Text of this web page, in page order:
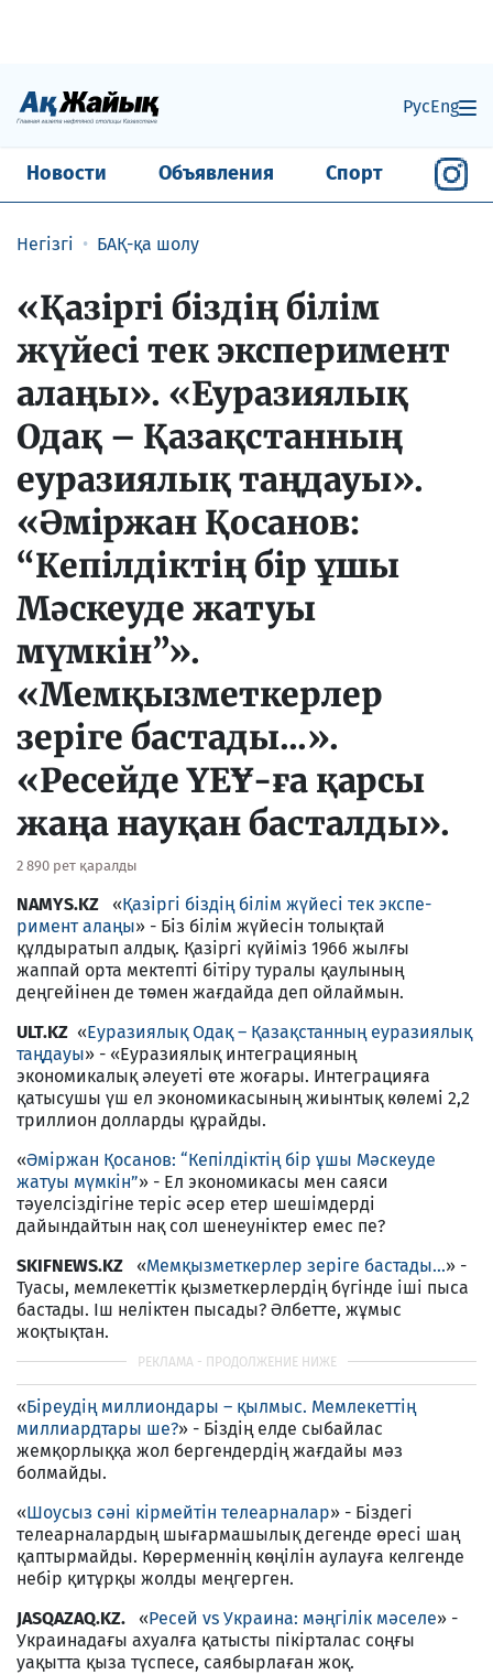
РусEng
Новости Объявления Спорт
Негізгі БАҚ-қа шолу
«Қазіргі біздің білім
жүйесі тек экс­пе­римент
алаңы». «Еуразиялық
Одақ – Қазақстанның
еуразиялық таңдауы».
«Әміржан Қосанов:
“Кепілдіктің бір ұшы
Мәскеуде жатуы
мүмкін”».
«Мемқызметкерлер
зеріге бастады...».
«Ресейде ҮЕҰ-ға қарсы
жаңа науқан басталды».
2 890 рет қаралды
NAMYS.KZ «Қазіргі біздің білім жүйесі тек экс­пе­
римент алаңы» - Біз білім жүйесін толықтай
құлдыратып алдық. Қазіргі күйіміз 1966 жылғы
жаппай орта мектепті бітіру туралы қаулының
деңгейінен де төмен жағдайда деп ойлаймын.
ULT.KZ «Еуразиялық Одақ – Қазақстанның еуразиялық
таңдауы» - «Еуразиялық интеграцияның
экономикалық әлеуеті өте жоғары. Интеграцияға
қатысушы үш ел экономикасының жиынтық көлемі 2,2
триллион долларды құрайды.
«Әміржан Қосанов: “Кепілдіктің бір ұшы Мәскеуде
жатуы мүмкін”» - Ел экономикасы мен саяси
тәуелсіздігіне теріс әсер етер шешімдерді
дайындайтын нақ сол шенеуніктер емес пе?
SKIFNEWS.KZ «Мемқызметкерлер зеріге бастады...» -
Туасы, мемлекеттік қызметкерлердің бүгінде іші пыса
бастады. Іш неліктен пысады? Әлбетте, жұмыс
жоқтықтан.
«Біреудің миллиондары – қылмыс. Мемлекеттің
миллиардтары ше?» - Біздің елде сыбайлас
жемқорлыққа жол бергендердің жағдайы мәз
болмайды.
«Шоусыз сәні кірмейтін телеарналар» - Біздегі
телеарналардың шығармашылық дегенде өресі шаң
қаптырмайды. Көрерменнің көңілін аулауға келгенде
небір қитұрқы жолды меңгерген.
JASQAZAQ.KZ. «Ресей vs Украина: мәңгілік мәселе» -
Украинадағы ахуалға қатысты пікірталас соңғы
уақытта қыза түспесе, саябырлаған жоқ.